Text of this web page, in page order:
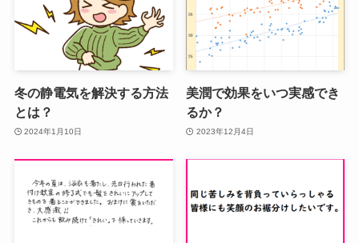
冬の静電気を解決する方法
とは？
2024年1月10日
美潤で効果をいつ実感でき
るか？
2023年12月4日